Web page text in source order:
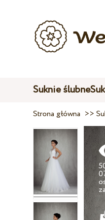
Suknie ślubne
Strona główna >>